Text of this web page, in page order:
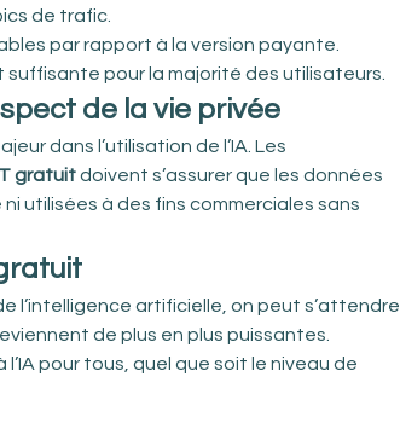
de trafic.
par rapport à la version payante.
pour la majorité des utilisateurs.
de la vie privée
dans l’utilisation de l’IA. Les
gratuit doivent s’assurer que les données
utilisées à des fins commerciales sans
l’intelligence artificielle, on peut s’attendre
de plus en plus puissantes.
l’IA pour tous, quel que soit le niveau de